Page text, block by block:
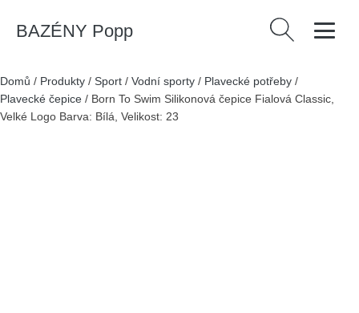
BAZÉNY Popp Vyhledávání
Domů / Produkty / Sport / Vodní sporty / Plavecké potřeby /
Plavecké čepice / Born To Swim Silikonová čepice Fialová Classic,
Velké Logo Barva: Bílá, Velikost: 23